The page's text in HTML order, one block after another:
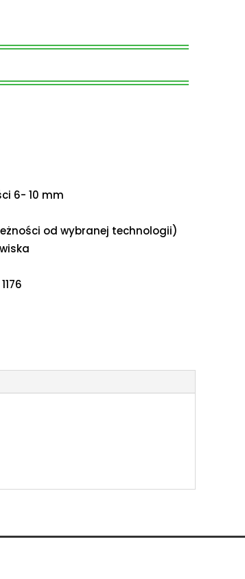
6- 10 mm
od wybranej technologii)